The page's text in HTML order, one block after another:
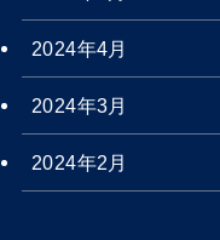
2024年4月
2024年3月
2024年2月